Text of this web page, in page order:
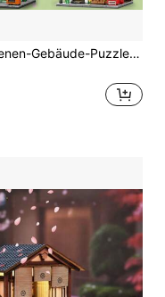
Stadtszenen-Gebäude-Puzzle, Dekoration für Hamburger-Laden, Café-Tisch, Weihnachts-/Geburtstagsgeschenk für den Freund